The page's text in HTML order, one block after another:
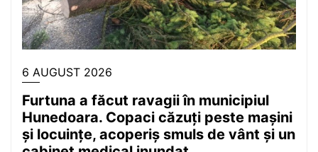
6 AUGUST 2026
Furtuna a făcut ravagii în municipiul
Hunedoara. Copaci căzuți peste mașini
și locuințe, acoperiș smuls de vânt și un